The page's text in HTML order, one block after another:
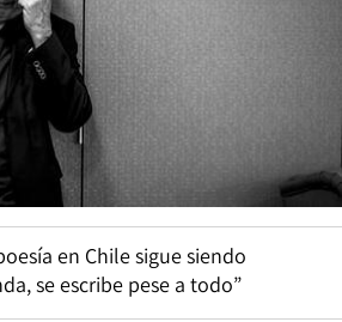
en Chile sigue siendo
se escribe pese a todo”